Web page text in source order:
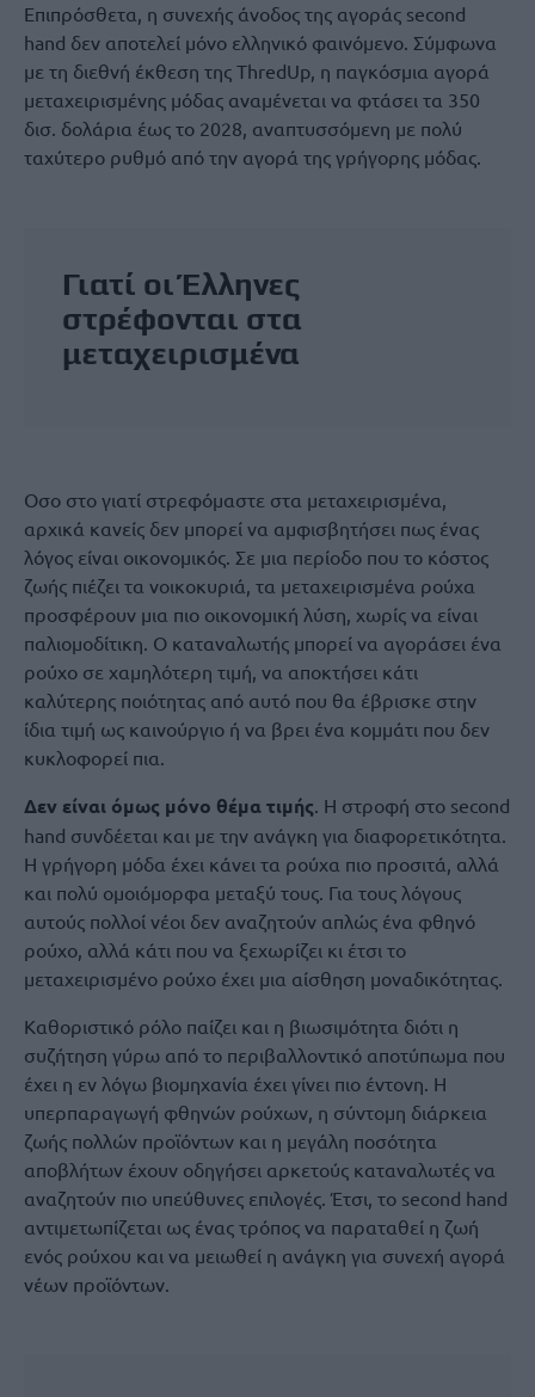
Επιπρόσθετα, η συνεχής άνοδος της αγοράς second
hand δεν αποτελεί μόνο ελληνικό φαινόμενο. Σύμφωνα
με τη διεθνή έκθεση της ThredUp, η παγκόσμια αγορά
μεταχειρισμένης μόδας αναμένεται να φτάσει τα 350
δισ. δολάρια έως το 2028, αναπτυσσόμενη με πολύ
ταχύτερο ρυθμό από την αγορά της γρήγορης μόδας.
Γιατί οι Έλληνες
στρέφονται στα
μεταχειρισμένα
Οσο στο γιατί στρεφόμαστε στα μεταχειρισμένα,
αρχικά κανείς δεν μπορεί να αμφισβητήσει πως ένας
λόγος είναι οικονομικός. Σε μια περίοδο που το κόστος
ζωής πιέζει τα νοικοκυριά, τα μεταχειρισμένα ρούχα
προσφέρουν μια πιο οικονομική λύση, χωρίς να είναι
παλιομοδίτικη. Ο καταναλωτής μπορεί να αγοράσει ένα
ρούχο σε χαμηλότερη τιμή, να αποκτήσει κάτι
καλύτερης ποιότητας από αυτό που θα έβρισκε στην
ίδια τιμή ως καινούργιο ή να βρει ένα κομμάτι που δεν
κυκλοφορεί πια.
Δεν είναι όμως μόνο θέμα τιμής. Η στροφή στο second
hand συνδέεται και με την ανάγκη για διαφορετικότητα.
Η γρήγορη μόδα έχει κάνει τα ρούχα πιο προσιτά, αλλά
και πολύ ομοιόμορφα μεταξύ τους. Για τους λόγους
αυτούς πολλοί νέοι δεν αναζητούν απλώς ένα φθηνό
ρούχο, αλλά κάτι που να ξεχωρίζει κι έτσι το
μεταχειρισμένο ρούχο έχει μια αίσθηση μοναδικότητας.
Καθοριστικό ρόλο παίζει και η βιωσιμότητα διότι η
συζήτηση γύρω από το περιβαλλοντικό αποτύπωμα που
έχει η εν λόγω βιομηχανία έχει γίνει πιο έντονη. Η
υπερπαραγωγή φθηνών ρούχων, η σύντομη διάρκεια
ζωής πολλών προϊόντων και η μεγάλη ποσότητα
αποβλήτων έχουν οδηγήσει αρκετούς καταναλωτές να
αναζητούν πιο υπεύθυνες επιλογές. Έτσι, το second hand
αντιμετωπίζεται ως ένας τρόπος να παραταθεί η ζωή
ενός ρούχου και να μειωθεί η ανάγκη για συνεχή αγορά
νέων προϊόντων.